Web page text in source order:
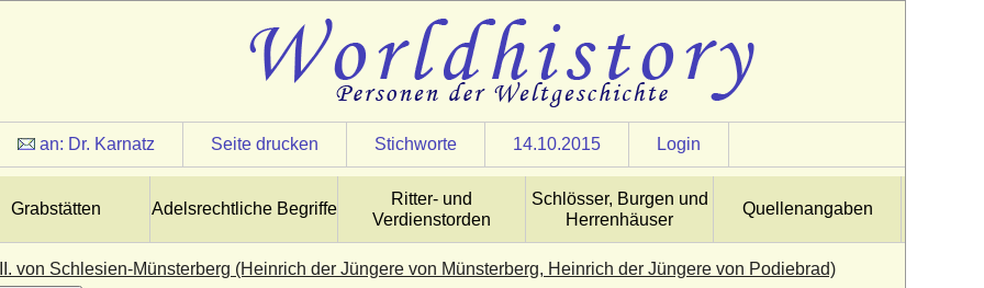
an: Dr. Karnatz Seite drucken Stichworte 14.10.2015 Login
Grabstätten Adelsrechtliche Begriffe
Ritter- und
Verdienstorden
Schlösser, Burgen und
Herrenhäuser
Quellenangaben
von Schlesien-Münsterberg (Heinrich der Jüngere von Münsterberg, Heinrich der Jüngere von Podiebrad)